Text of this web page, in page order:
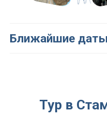
Ближайшие
Тур в